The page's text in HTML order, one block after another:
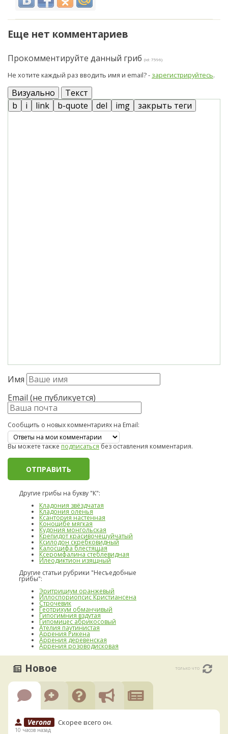
Еще нет комментариев
Прокомментируйте данный гриб (id: 7596)
Не хотите каждый раз вводить имя и email? - зарегистрируйтесь.
Визуально Текст
Имя
Email (не публикуется)
Сообщить о новых комментариях на Email:
Вы можете также подписаться без оставления комментария.
Другие грибы на букву "К":
Кладония звёздчатая
Кладония оленья
Ксантория настенная
Коноцибе мягкая
Кудония монгольская
Крепидот красивочешуйчатый
Ксилодон скребковидный
Калосцифа блестящая
Ксеромфалина стеблевидная
Илеодиктион изящный
Другие статьи рубрики "Несъедобные
грибы":
Эритрициум оранжевый
Иллоспориопсис Кристиансена
Строчевик
Геотрихум обманчивый
Гипогимния вздутая
Гипомицес абрикосовый
Ателия паутинистая
Аррения Рикена
Аррения деревенская
Аррения розоводисковая
Новое только что
Verona Скорее всего он.
10 часов назад